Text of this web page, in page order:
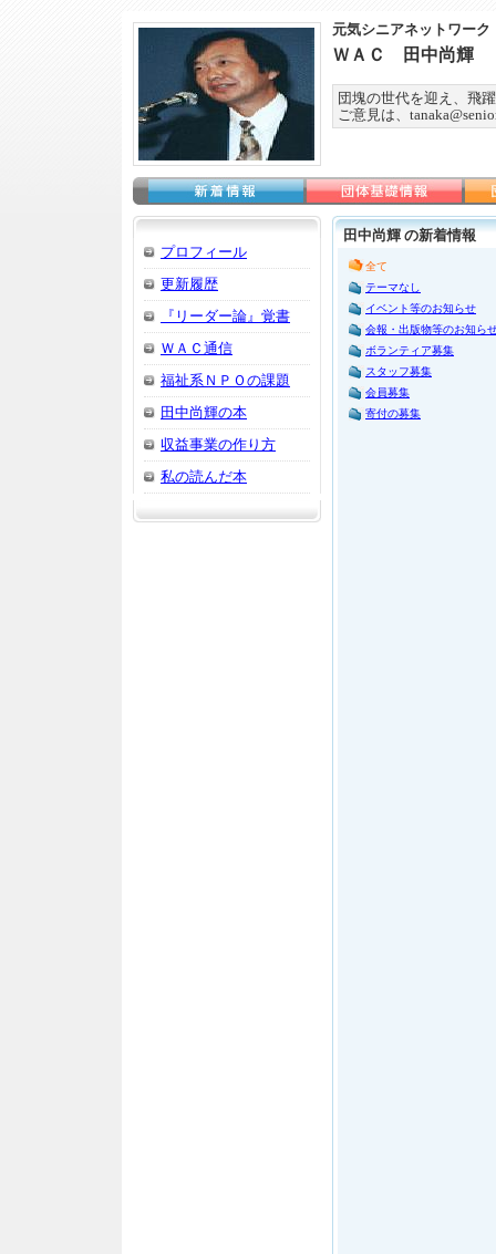
元気シニアネットワーク
ＷＡＣ 田中尚輝
団塊の世代を迎え、飛
ご意見は、
プロフィール
更新履歴
『リーダー論』覚書
ＷＡＣ通信
福祉系ＮＰＯの課題
田中尚輝の本
収益事業の作り方
私の読んだ本
田中尚輝 の新着情報
全て
テーマなし
イベント等のお知らせ
会報・出版物等のお知ら
ボランティア募集
スタッフ募集
会員募集
寄付の募集